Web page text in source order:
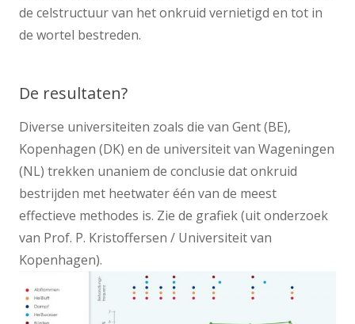
de celstructuur van het onkruid vernietigd en tot in
de wortel bestreden.
De resultaten?
Diverse universiteiten zoals die van Gent (BE),
Kopenhagen (DK) en de universiteit van Wageningen
(NL) trekken unaniem de conclusie dat onkruid
bestrijden met heetwater één van de meest
effectieve methodes is. Zie de grafiek (uit onderzoek
van Prof. P. Kristoffersen / Universiteit van
Kopenhagen).